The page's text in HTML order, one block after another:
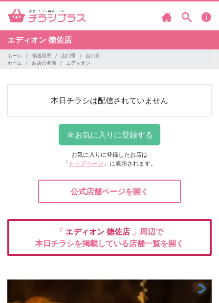
エディオン 徳佐店
ホーム 都道府県 山口県
山口市
ホーム
お店の名前 エディオン
本日チラシは配信されていません
お気に入りに登録したお店は
「 トップページ 」に表示されます。
公式店舗ページを開く
「 エディオン 徳佐店 」周辺で
本日チラシを掲載している店舗一覧を開く